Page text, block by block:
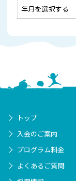
トップ
入会のご案内
プログラム料金
よくあるご質問